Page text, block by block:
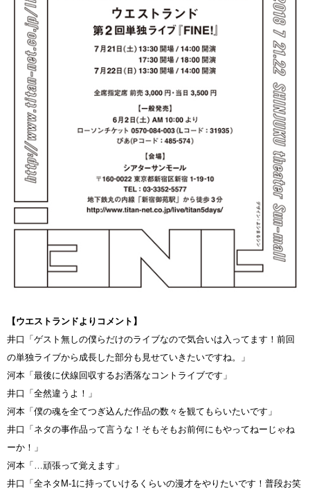
【ウエストランドよりコメント】
井口「ゲスト無しの僕らだけのライブなので気合いは入ってます！前回
の単独ライブから成長した部分も見せていきたいですね。」
河本「最後に伏線回収するお洒落なコントライブです」
井口「全然違うよ！」
河本「僕の魂を全てつぎ込んだ作品の数々を観てもらいたいです」
井口「ネタの事作品って言うな！そもそもお前何にもやってねーじゃね
ーか！」
河本「…頑張って覚えます」
井口「全ネタM-1に持っていけるくらいの漫才をやりたいです！普段お笑